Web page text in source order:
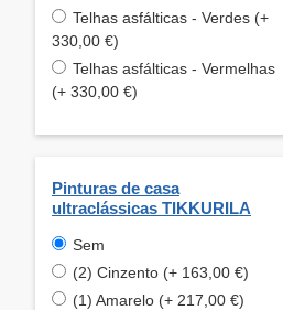
Telhas asfálticas - Verdes (+
330,00 €)
Telhas asfálticas - Vermelhas
(+ 330,00 €)
Pinturas de casa
ultraclássicas TIKKURILA
Sem
(2) Cinzento (+ 163,00 €)
(1) Amarelo (+ 217,00 €)